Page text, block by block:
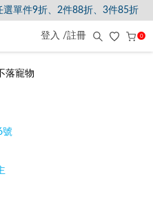
選單件9折、2件88折、3件85折
登入 /註冊 0
落寵物
號